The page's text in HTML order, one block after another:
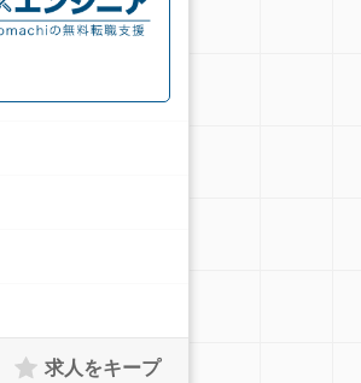
求人をキープ